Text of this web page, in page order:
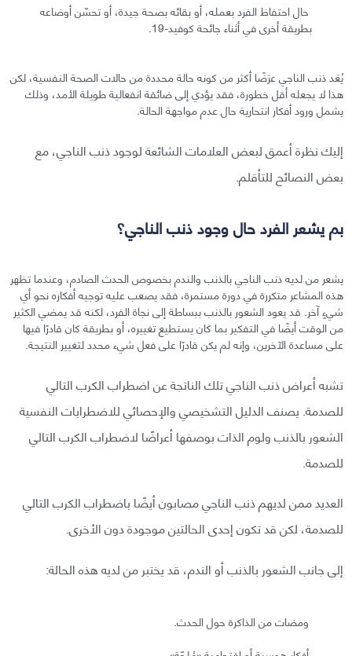
حال احتفاظ الفرد بعمله، أو بقائه بصحة جيدة، أو تحسّن أوضاعه
بطريقة أخرى في أثناء جائحة كوفيد-19.
يُعَد ذنب الناجي عرَضًا أكثر من كونه حالة محددة من حالات الصحة النفسية، لكن
هذا لا يجعله أقل خطورة، فقد يؤدي إلى ضائقة انفعالية طويلة الأمد، وذلك
يشمل ورود أفكار انتحارية حال عدم مواجهة الحالة.
إليك نظرة أعمق لبعض العلامات الشائعة لوجود ذنب الناجي، مع
بعض النصائح للتأقلم.
بم يشعر الفرد حال وجود ذنب الناجي؟
يشعر من لديه ذنب الناجي بالذنب والندم بخصوص الحدث الصادم، وعندما تظهر
هذه المشاعر متكررة في دورة مستمرة، فقد يصعب عليه توجيه أفكاره نحو أي
شيءٍ آخر. قد يعود الشعور بالذنب ببساطة إلى نجاة الفرد، لكنه قد يمضي الكثير
من الوقت أيضًا في التفكير بما كان يستطيع تغييره، أو بطريقة كان قادرًا فيها
على مساعدة الآخرين، وإنه لم يكن قادرًا على فعل شيء محدد لتغيير النتيجة.
تشبه أعراض ذنب الناجي تلك الناتجة عن اضطراب الكرب التالي
للصدمة. يصنف الدليل التشخيصي والإحصائي للاضطرابات النفسية
الشعور بالذنب ولوم الذات بوصفها أعراضًا لاضطراب الكرب التالي
للصدمة.
العديد ممن لديهم ذنب الناجي مصابون أيضًا باضطراب الكرب التالي
للصدمة، لكن قد تكون إحدى الحالتين موجودة دون الأخرى.
إلى جانب الشعور بالذنب أو الندم، قد يختبر من لديه هذه الحالة:
ومضات من الذاكرة حول الحدث.